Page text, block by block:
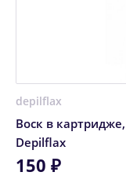
depilflax
Воск в
Depilflax
150 ₽